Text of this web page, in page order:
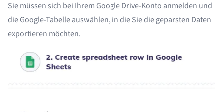
Sie müssen sich bei Ihrem Google Drive-Konto anmelden und
die Google-Tabelle auswählen, in die Sie die geparsten Daten
exportieren möchten.